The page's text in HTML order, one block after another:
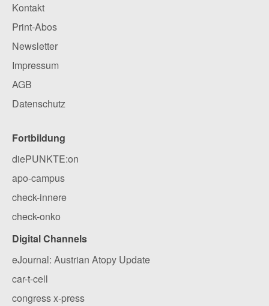
Kontakt
Print-Abos
Newsletter
Impressum
AGB
Datenschutz
Fortbildung
diePUNKTE:on
apo-campus
check-innere
check-onko
Digital Channels
eJournal: Austrian Atopy Update
car-t-cell
congress x-press